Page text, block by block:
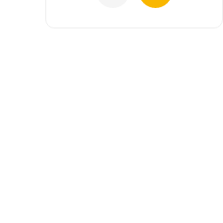
기, 리사이클, 업사이클, 환경의날도안, 환경의